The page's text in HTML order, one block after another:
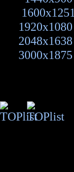
1600x1251
1920x1080
2048x1638
3000x1875